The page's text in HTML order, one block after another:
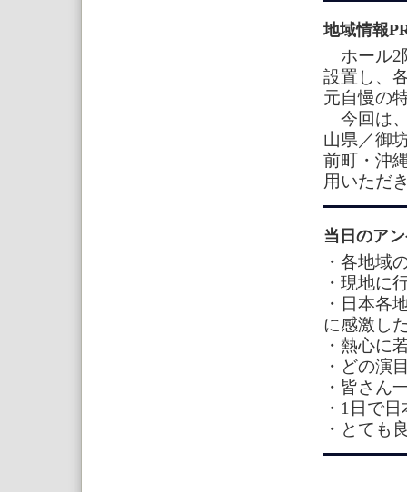
地域情報
ホール2
設置し、
元自慢の
今回は
山県／御
前町・沖
用いただ
当日のア
・各地域
・現地に
・日本各
に感激し
・熱心に
・どの演
・皆さん
・1日で
・とても